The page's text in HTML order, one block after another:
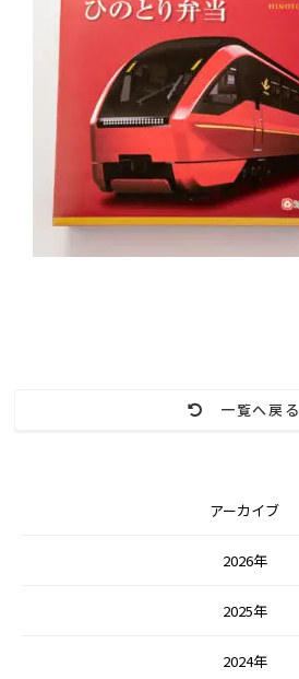
一覧へ戻る
アーカイブ
2026年
2025年
2024年